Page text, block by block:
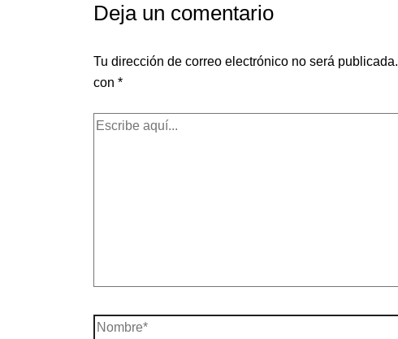
Deja un comentario
Tu dirección de correo electrónico no será publicada.
con *